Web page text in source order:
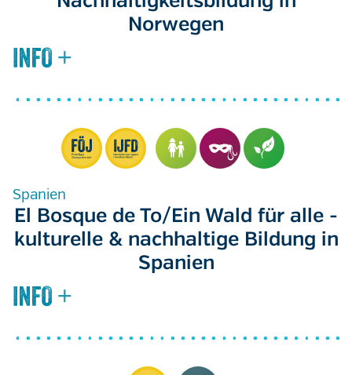
Norwegen
Spanien
El Bosque de To/Ein Wald für alle -
kulturelle & nachhaltige Bildung in
Spanien